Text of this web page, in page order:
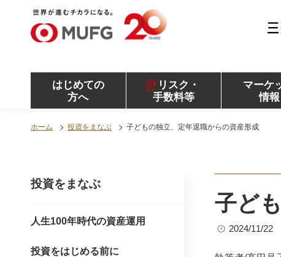
MUFG 世界が進むチカラになる。 三菱ＵＦＪモル
ガン・スタンレー証券
三
はじめての
方へ
リスク・
手数料等
マーケ
情報
ホーム 投資をまなぶ 子どもの独立、定年退職からの資産形成
子ど
2024/11/22
投資をまなぶ
人生100年時代の資産運用
投資をはじめる前に